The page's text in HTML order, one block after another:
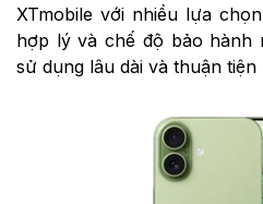
XTmobile với nhiều lựa
hợp lý và chế độ bảo hành
sử dụng lâu dài và thuận tiện